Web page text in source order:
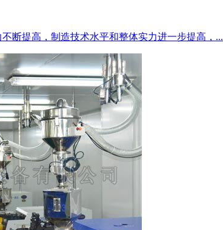
断提高，制造技术水平和整体实力进一步提高，...